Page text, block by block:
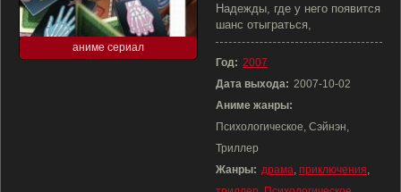
аниме сериал
Надежды, где у него появится
шанс отыграться,
Год: 2007
Дата выхода: 2007-10-02
Аниме жанры:
Психологическое, Сэйнэн,
Триллер
Жанры: драма, приключения,